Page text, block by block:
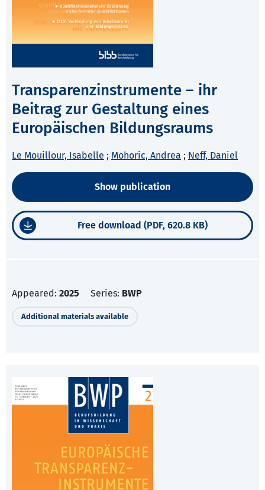
Transparenzinstrumente – ihr
Beitrag zur Gestaltung eines
Europäischen Bildungsraums
Le Mouillour, Isabelle ; Mohoric, Andrea ; Neff, Daniel
Show publication
Free download (PDF, 620.8 KB)
Appeared: 2025 Series: BWP
Additional materials available